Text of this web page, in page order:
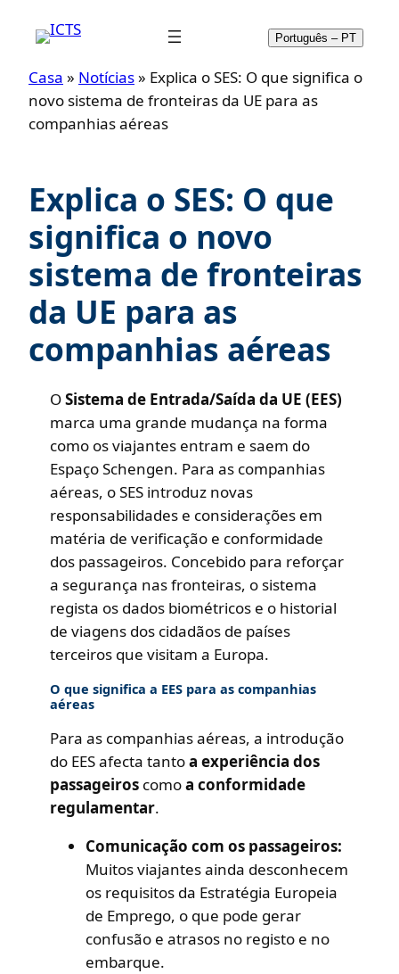
para
conteúdo
Português – PT
Casa » Notícias» Explica o SES: O que significa o
novo sistema de fronteiras da UE para as
companhias aéreas
Explica o SES: O que
significa o novo
sistema de fronteiras
da UE para as
companhias aéreas
OSistema de Entrada/Saída da UE (EES)
marca uma grande mudança na forma
como os viajantes entram e saem do
Espaço Schengen. Para as companhias
aéreas, o SES introduz novas
responsabilidades e considerações em
matéria de verificação e conformidade
dos passageiros. Concebido para reforçar
a segurança nas fronteiras, o sistema
regista os dados biométricos e o historial
de viagens dos cidadãos de países
terceiros que visitam a Europa.
O que significa a EES para as companhias
aéreas
Para as companhias aéreas, a introdução
do EES afecta tantoa experiência dos
passageiros comoa conformidade
regulamentar.
Comunicação com os passageiros:
Muitos viajantes ainda desconhecem
os requisitos da Estratégia Europeia
de Emprego, o que pode gerar
confusão e atrasos no registo e no
embarque.